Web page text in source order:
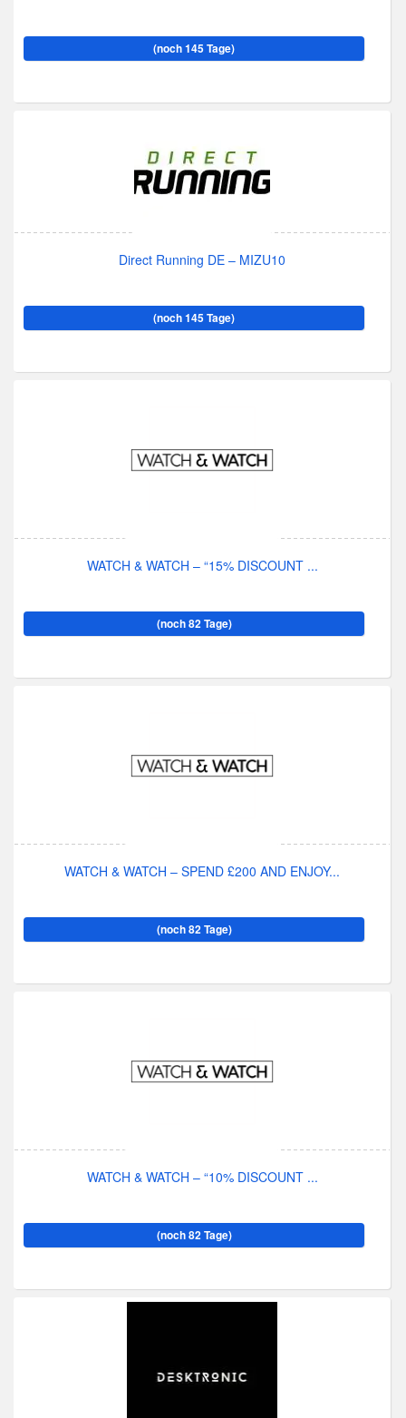
(noch 145 Tage)
Direct Running DE – MIZU10
(noch 145 Tage)
WATCH & WATCH – “15% DISCOUNT ...
(noch 82 Tage)
WATCH & WATCH – SPEND £200 AND ENJOY...
(noch 82 Tage)
WATCH & WATCH – “10% DISCOUNT ...
(noch 82 Tage)